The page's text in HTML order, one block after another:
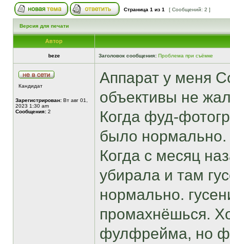
Страница 1 из 1 [ Сообщений: 2 ]
Версия для печати
Автор
beze Заголовок сообщения: Проблема при съёмке
Кандидат
Зарегистрирован: Вт авг 01,
2023 1:30 am
Сообщения: 2
Аппарат у меня
объективы не
Когда фуд-
было нормально.
Когда с месяц
убирала и там
нормально.
промахнёшься.
фулфрейма, но